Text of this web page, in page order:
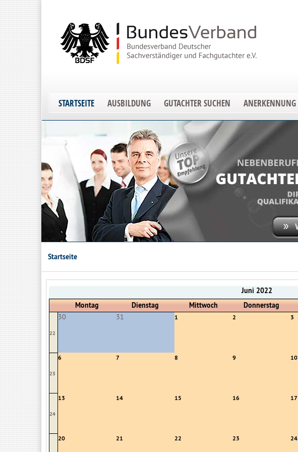
STARTSEITE AUSBILDUNG GUTACHTER SUCHEN ANERKENNUNG
Startseite
Juni 2022
Montag
Dienstag Mittwoch Donnerstag
22
30 31 1 2 3
23
6 7 8 9 10
24
13 14 15 16 17
20 21 22 23 24